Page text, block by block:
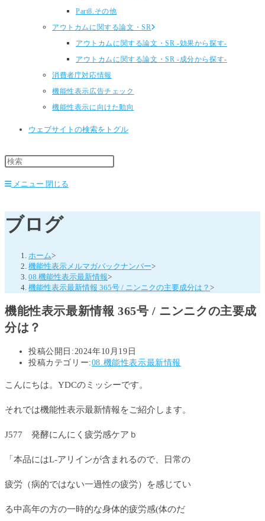
Part8.その他
アウトカムに関する論文・SR
アウトカムに関する論文・SR -効果から探す-
アウトカムに関する論文・SR -成分から探す-
消費者庁対応情報
機能性表示広告チェック
機能性表示に向けた動向
ウェブサイトの検索をトグル
メニュー 閉じる
ブログ
ホーム>
機能性表示メルマガバックナンバー>
08.機能性表示最新情報>
機能性表示最新情報 365号 / ニンニクの主要成分は？ >
機能性表示最新情報 365号 / ニンニクの主要成
分は？
投稿公開日:2024年10月19日
投稿カテゴリー:08.機能性表示最新情報
こんにちは。YDCのミッシーです。
それでは機能性表示最新情報をご紹介します。
J577 発酵にんにく疲労感ケアｂ
「本品にはL-アリインが含まれるので、日常の
疲労（病的ではない一過性の疲労）を感じてい
る中高年の方の一時的な身体的疲労感(体のだ